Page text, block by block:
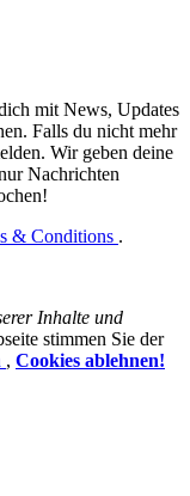
mit News, Updates
Falls du nicht mehr
Wir geben deine
Nachrichten
& Conditions .
Inhalte und
stimmen Sie der
, Cookies ablehnen!